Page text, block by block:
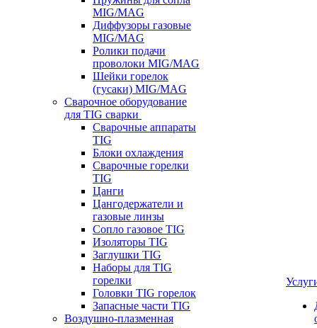
MIG/MAG
Диффузоры газовые
MIG/MAG
Ролики подачи
проволоки MIG/MAG
Шейки горелок
(гусаки) MIG/MAG
Сварочное оборудование
для TIG сварки
Сварочные аппараты
TIG
Блоки охлаждения
Сварочные горелки
TIG
Цанги
Цангодержатели и
газовые линзы
Сопло газовое TIG
Изоляторы TIG
Заглушки TIG
Наборы для TIG
горелки
Головки TIG горелок
Запасные части TIG
Воздушно-плазменная